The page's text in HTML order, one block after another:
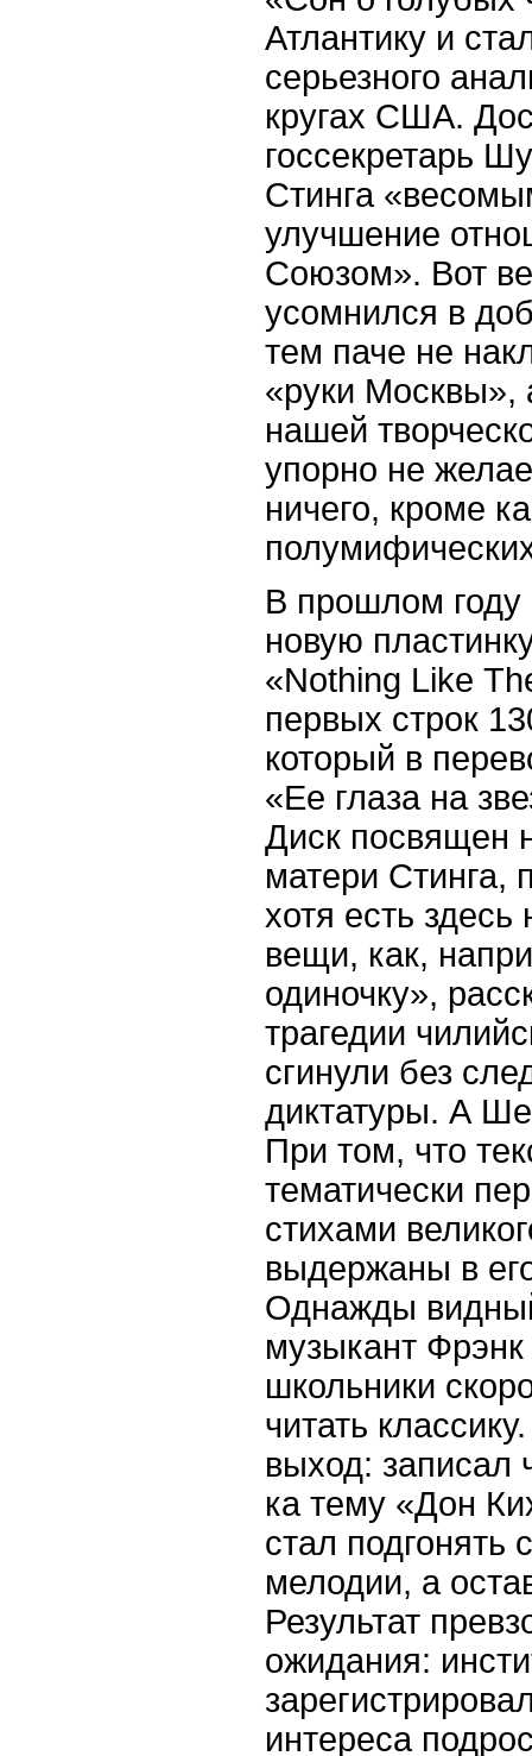
Атлантику и
серьезного
кругах США.
госсекретарь
Стинга
улучшение
Союзом». Вот
усомнился в
тем паче не
«руки Москвы»,
нашей
упорно не
ничего, кроме
В прошлом году
новую
«Nothing Like
первых строк
который в
«Ее глаза на
Диск посвящен
матери Стинга,
хотя есть здесь
вещи, как,
одиночку»,
трагедии
сгинули без
диктатуры. А
При том, что
тематически
стихами
выдержаны в
Однажды
музыкант
школьники
читать
выход: записал
ка тему «Дон
стал подгонять
мелодии, а
Результат
ожидания:
интереса